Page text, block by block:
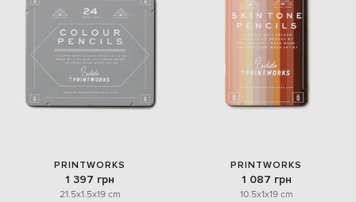
PRINTWORKS
1 397 грн
21.5x1.5x19 cm
PRINTWORKS
1 087 грн
10.5x1x19 cm